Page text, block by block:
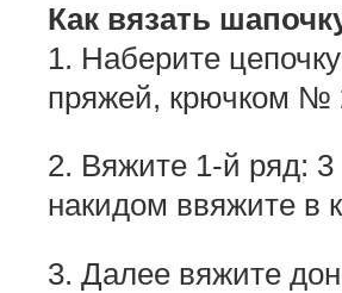
Как вязать
1. Наберите
пряжей, крючком №
2. Вяжите 1-й ряд:
накидом ввяжите в
3. Далее вяжите